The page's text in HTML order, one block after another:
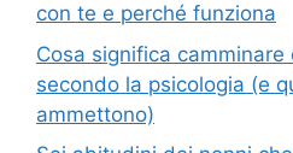
con te e perché funziona
Cosa significa
secondo la psicologia (e
ammettono)